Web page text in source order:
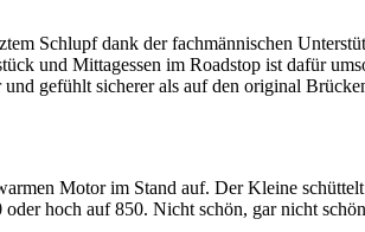
Schlupf dank der fachmännischen
und Mittagessen im Roadstop ist dafür
gefühlt sicherer als auf den original
Motor im Stand auf. Der Kleine
hoch auf 850. Nicht schön, gar nicht